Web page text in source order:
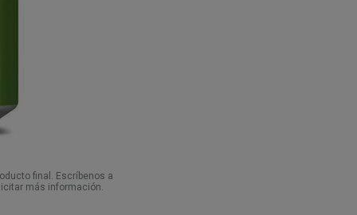
final. Escríbenos a
más información.